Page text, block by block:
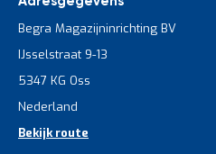
Begra Magazijninrichting BV
IJsselstraat 9-13
5347 KG Oss
Nederland
Bekijk route